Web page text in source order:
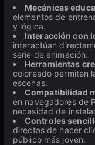
Mecánicas
elementos de
y lógica.
Interacción con
interactúan
serie de animación.
Herramientas
coloreado permiten
escenas.
Compatibilidad
en navegadores de
necesidad de
Controles
directas de hacer
público más joven.